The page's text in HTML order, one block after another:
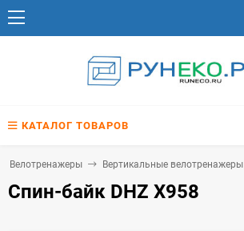
КАТАЛОГ ТОВАРОВ
Велотренажеры Вертикальные велотренажеры
Спин-байк DHZ X958